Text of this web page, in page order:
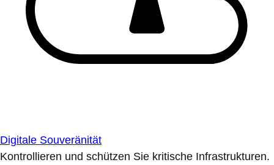
Digitale Souveränität
Kontrollieren und schützen Sie kritische Infrastrukturen.